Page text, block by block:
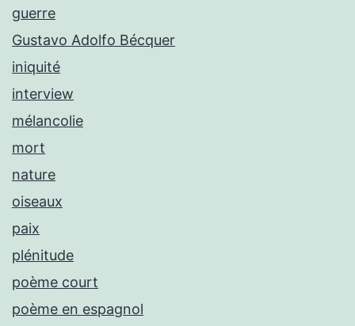
guerre
Gustavo Adolfo Bécquer
iniquité
interview
mélancolie
mort
nature
oiseaux
paix
plénitude
poème court
poème en espagnol